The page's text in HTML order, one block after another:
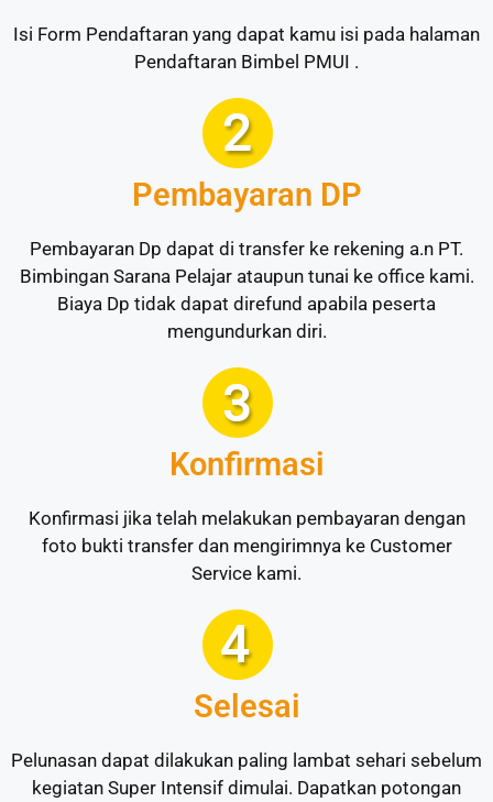
Isi Form Pendaftaran yang dapat kamu isi pada halaman
Pendaftaran Bimbel PMUI .
Pembayaran DP
Pembayaran Dp dapat di transfer ke rekening a.n PT.
Bimbingan Sarana Pelajar ataupun tunai ke office kami.
Biaya Dp tidak dapat direfund apabila peserta
mengundurkan diri.
Konfirmasi
Konfirmasi jika telah melakukan pembayaran dengan
foto bukti transfer dan mengirimnya ke Customer
Service kami.
Selesai
Pelunasan dapat dilakukan paling lambat sehari sebelum
kegiatan Super Intensif dimulai. Dapatkan potongan